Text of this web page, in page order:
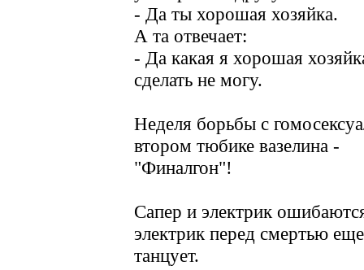
- Да ты хорошая хозяйка.
А та отвечает:
- Да какая я хорошая
сделать не могу.
Неделя борьбы с
втором тюбике вазелина -
"Финалгон"!
Сапер и электрик
электрик перед смертью
танцует.